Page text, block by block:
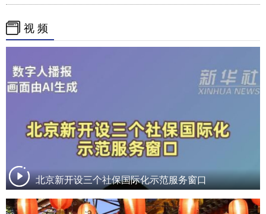
视 频
北京新开设三个社保国际化示范服务窗口